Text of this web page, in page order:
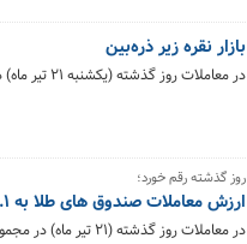
بازار نقره زیر ذره‌بین
در معاملات روز گذشته (یکشنبه ۲۱ تیر ماه) در بازار گواهی سپرده بیش از یک تن شمش نقره به ارزش ۳۹۰.۹ میلیارد تومان معامله شد.
روز گذشته رقم خورد؛
ارزش معاملات صندوق های طلا به ۷.۱ همت رسید
در معاملات روز گذشته (۲۱ تیر ماه) در مجموع یک میلیارد و ۳۴۳ میلیون و ۷۱۶ هزار واحد صندوق‌ طلا به ارزش ۷.۱ همت در بورس کالا معامله شد.